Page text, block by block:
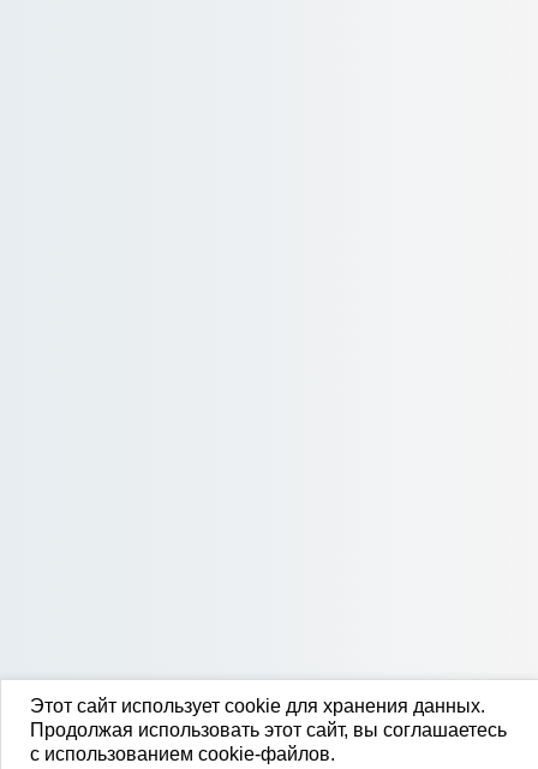
Этот сайт использует cookie для хранения данных.
Продолжая использовать этот сайт, вы соглашаетесь
с использованием cookie-файлов.